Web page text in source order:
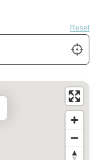
Reset
Locate